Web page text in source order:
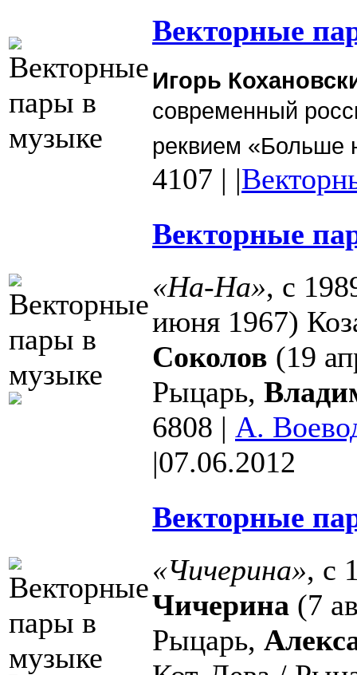
Векторные
Игорь
современный
реквием «Больше
4107 | |
Векторные
«На-На», с
июня 1967)
Соколов (19
Рыцарь,
6808 | А.
|07.06.2012
Векторные
«Чичерина», с
Чичерина (7
Рыцарь,